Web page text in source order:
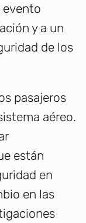
evento
y a un
de los
pasajeros
aéreo.
están
en
en las